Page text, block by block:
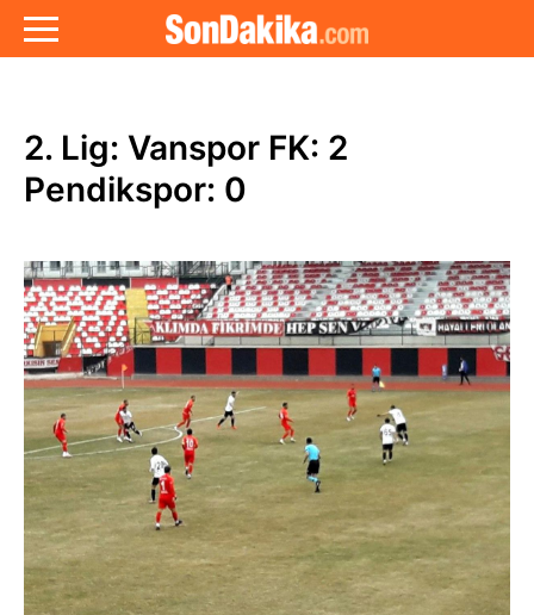
2. Lig: Vanspor FK: 2
Pendikspor: 0